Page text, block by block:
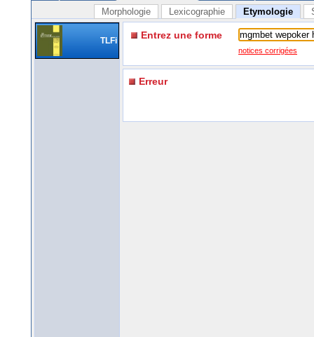
Morphologie Lexicographie Etymologie
TLFi Entrez une forme
notices corrigées
Erreur